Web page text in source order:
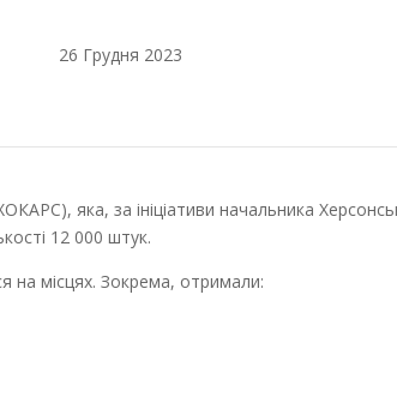
26 Грудня 2023
яка, за ініціативи начальника
12 000 штук.
на місцях. Зокрема, отримали: